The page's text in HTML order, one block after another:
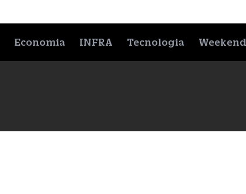
Economia INFRA Tecnologia Weekend